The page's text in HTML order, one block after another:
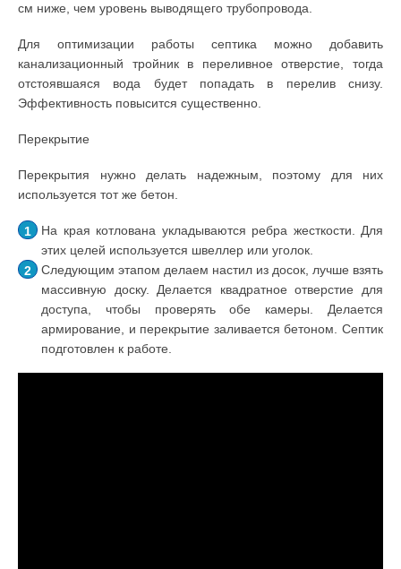
см ниже, чем уровень выводящего трубопровода.
Для оптимизации работы септика можно добавить
канализационный тройник в переливное отверстие, тогда
отстоявшаяся вода будет попадать в перелив снизу.
Эффективность повысится существенно.
Перекрытие
Перекрытия нужно делать надежным, поэтому для них
используется тот же бетон.
На края котлована укладываются ребра жесткости. Для
этих целей используется швеллер или уголок.
Следующим этапом делаем настил из досок, лучше взять
массивную доску. Делается квадратное отверстие для
доступа, чтобы проверять обе камеры. Делается
армирование, и перекрытие заливается бетоном. Септик
подготовлен к работе.